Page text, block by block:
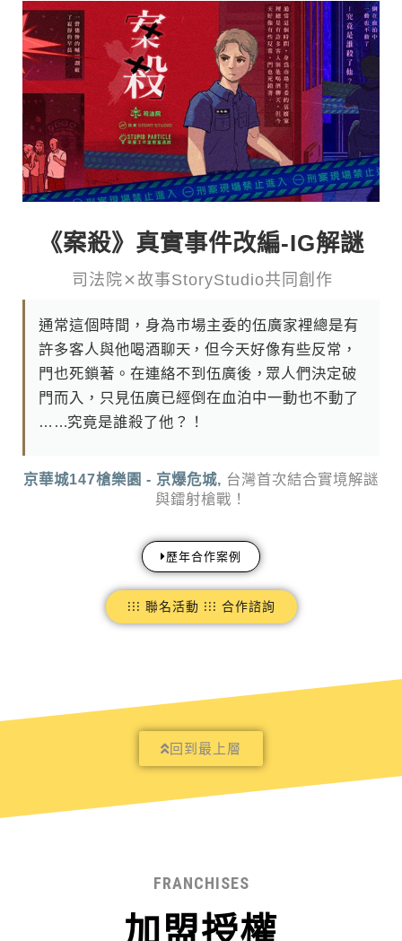
《案殺》真實事件改編-IG解謎
司 法 院 ⨯ 故 事 S t o r y S t u d i o 共 同 創 作
通 常 這 個 時 間 ， 身 為 市 場 主 委 的 伍 廣 家 裡 總 是 有
許 多 客 人 與 他 喝 酒 聊 天， 但 今 天 好 像 有 些 反 常 ，
門 也 死 鎖 著 。 在 連 絡 不 到 伍 廣 後 ，眾 人 們 決 定 破
門 而 入 ， 只 見 伍 廣 已 經 倒 在 血 泊 中 一 動 也 不 動 了
… …究 竟 是 誰 殺 了 他 ？ ！
京華城147槍樂園 - 京爆危城, 台灣首次結合實境解謎
與鐳射槍戰！
歷年合作案例
⁝⁝⁝ 聯名活動 ⁝⁝⁝ 合作諮詢
回到最上層
FRANCHISES
加盟授權